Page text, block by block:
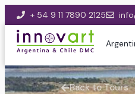
+ 54 9 11 7890 2125
Back to Tours